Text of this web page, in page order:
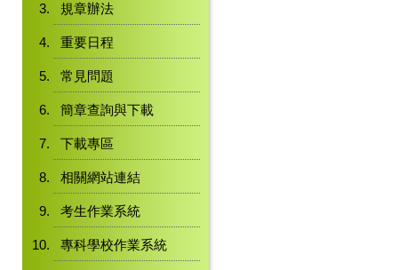
規章辦法
重要日程
常見問題
簡章查詢與下載
下載專區
相關網站連結
考生作業系統
專科學校作業系統